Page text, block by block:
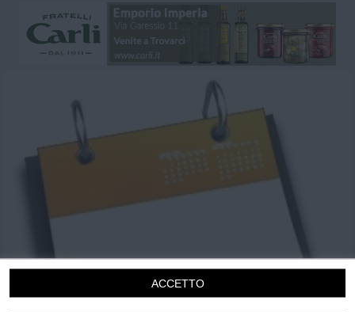
ACCETTO
FILTRI EVENTI
Questo weekendTutti gli eventi Mappa
CATEGORIE EVENTI
Bimbi Cinema Corsi
SpettacoloSport